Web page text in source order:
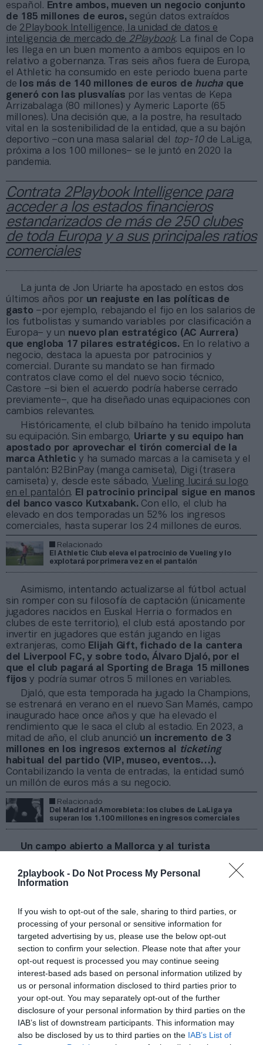
2playbook - Do Not Process My Personal
Information
If you wish to opt-out of the sale, sharing to third parties, or
processing of your personal or sensitive information for
targeted advertising by us, please use the below opt-out
section to confirm your selection. Please note that after your
opt-out request is processed you may continue seeing
interest-based ads based on personal information utilized by
us or personal information disclosed to third parties prior to
your opt-out. You may separately opt-out of the further
disclosure of your personal information by third parties on the
IAB’s list of downstream participants. This information may
also be disclosed by us to third parties on the IAB’s List of
español. Entre ambos, mueven un negocio conjunto
de 185 millones de euros, según datos extraídos
de 2Playbook Intelligence, la unidad de datos e
inteligencia de mercado de 2Playbook. La final de Copa
les llega en un buen momento a ambos equipos en lo
relativo a gobernanza. Tras seis años fuera de Europa,
el Athletic ha consumido en este periodo buena parte
de
los más de 140 millones de euros de huchaque
generó con las plusvalías por las ventas de Kepa
Arrizabalaga (80 millones) y Aymeric Laporte (65
millones). Una decisión que, a la postre, ha resultado
vital en la sostenibilidad de la entidad, que a su bajón
deportivo –con una masa salarial del
top-10de LaLiga,
próxima a los 100 millones– se le juntó en 2020 la
pandemia.
Contrata 2Playbook Intelligence para
acceder a los estados financieros
estandarizados de más de 250 clubes
de toda Europa y a sus principales ratios
comerciales
La junta de Jon Uriarte ha apostado en estos dos
últimos años por un reajuste en las políticas de
gasto –por ejemplo, rebajando el fijo en los salarios de
los futbolistas y sumando variables por clasificación a
Europa– y un nuevo plan estratégico (AC Aurrera)
que engloba 17 pilares estratégicos. En lo relativo a
negocio, destaca la apuesta por patrocinios y
comercial. Durante su mandato se han firmado
contratos clave como el del nuevo socio técnico,
Castore –si bien el acuerdo podría haberse cerrado
previamente–, que ha diseñado unas equipaciones con
cambios relevantes.
Históricamente, el club bilbaíno ha tenido impoluta
su equipación. Sin embargo, Uriarte y su equipo han
apostado por aprovechar el tirón comercial de la
marca Athletic y ha sumado marcas a la camiseta y el
pantalón: B2BinPay (manga camiseta), Digi (trasera
camiseta) y, desde este sábado, Vueling lucirá su logo
en el pantalón. El patrocinio principal sigue en manos
del banco vasco Kutxabank. Con ello, el club ha
elevado en dos temporadas un 52% los ingresos
comerciales, hasta superar los 24 millones de euros.
Relacionado
El Athletic Club eleva el patrocinio de Vueling y lo
explotará por primera vez en el pantalón
Asimismo, intentando actualizarse al fútbol actual
sin romper con su filosofía de captación (únicamente
jugadores nacidos en Euskal Herria o formados en
clubes de este territorio), el club está apostando por
invertir en jugadores que están jugando en ligas
extranjeras, como Elijah Gift, fichado de la cantera
del Liverpool FC, y sobre todo, Álvaro Djaló, por el
que el club pagará al Sporting de Braga 15 millones
fijos y podría sumar otros 5 millones en variables.
Djaló, que esta temporada ha jugado la Champions,
se estrenará en verano en el nuevo San Mamés, campo
inaugurado hace once años y que ha elevado el
rendimiento que le saca el club al estadio. En 2023, a
mitad de año, el club anunció un incremento de 3
millones en los ingresos externos al
ticketing
habitual del partido (VIP, museo, eventos…).
Contabilizando la venta de entradas, la entidad sumó
un millón de euros más a su negocio.
Relacionado
Del Madrid al Amorebieta: los clubes de LaLiga ya
superan los 1.100 millones en ingresos comerciales
Un campo abierto a Mallorca y al turista
piedra angular en su proyecto de crecimiento
propiedad norteamericana desde hace ya casi una
interiores y exteriores para los 365 días y otros
servicios que ya le ha permitidosumar un 50% más de
negocio comercial respecto a la prepandemia.
este punto, el Mallorca se ha garantizado 2,2 millones
del Gobierno balear hasta final de 2024-2025 por el
patrocinio del frontal del pantalón y seguir
dando nombre al estadio.
Relacionado
RCD Mallorca apuesta por las experiencias para doblar
negocio de ‘hospitality’ a más de dos millones